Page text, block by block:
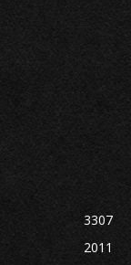
3307
2011